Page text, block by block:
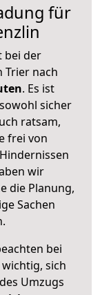
für
bei der
Trier nach
. Es ist
sicher
ratsam,
frei von
wir
die Planung,
Sachen
bei
sich
Umzugs